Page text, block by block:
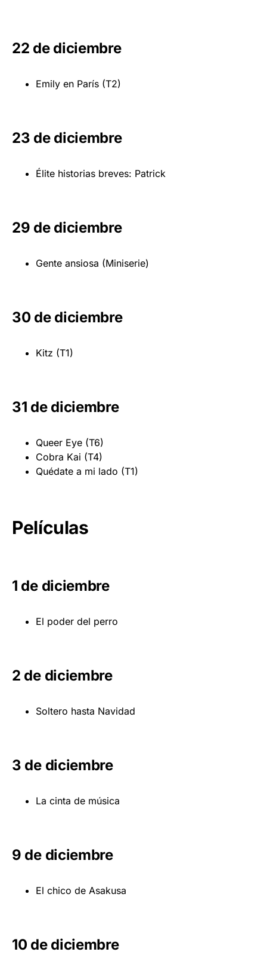
22 de diciembre
Emily en París (T2)
23 de diciembre
Élite historias breves: Patrick
29 de diciembre
Gente ansiosa (Miniserie)
30 de diciembre
Kitz (T1)
31 de diciembre
Queer Eye (T6)
Cobra Kai (T4)
Quédate a mi lado (T1)
Películas
1 de diciembre
El poder del perro
2 de diciembre
Soltero hasta Navidad
3 de diciembre
La cinta de música
9 de diciembre
El chico de Asakusa
10 de diciembre